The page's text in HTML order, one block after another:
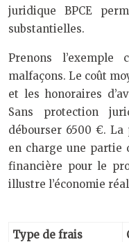
juridique BPCE
substantielles.
Prenons
malfaçons. Le coût
et les honoraires
Sans protection
débourser 6500 €.
en charge une partie
financière pour le
illustre l’économie
Type de frais